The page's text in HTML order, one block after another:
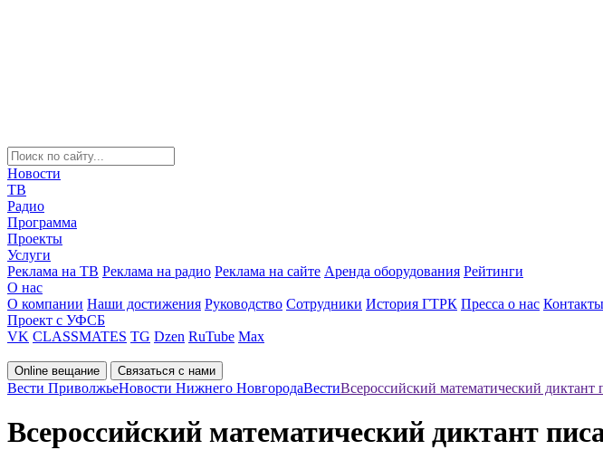
Новости
ТВ
Радио
Программа
Проекты
Услуги
Реклама на ТВ Реклама на радио Реклама на сайте Аренда оборудования Рейтинги
О нас
О компании Наши достижения Руководство Сотрудники История ГТРК Пресса о нас Контакты
Проект с УФСБ
VK CLASSMATES TG Dzen RuTube Max
Online вещание Связаться с нами
Вести ПриволжьеНовости Нижнего НовгородаВестиВсероссийский математический
Всероссийский математический диктант